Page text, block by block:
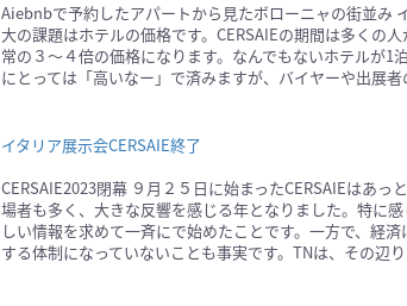
Aiebnbで予約したアパートから見たボローニャの街並み
大の課題はホテルの価格です。CERSAIEの期間は多くの
常の３〜４倍の価格になります。なんでもないホテルが1
にとっては「高いなー」で済みますが、バイヤーや出展
イタリア展示会CERSAIE終了
CERSAIE2023閉幕 ９月２５日に始まったCERSAIEはあ
場者も多く、大きな反響を感じる年となりました。特に
しい情報を求めて一斉にで始めたことです。一方で、経
する体制になっていないことも事実です。TNは、その辺